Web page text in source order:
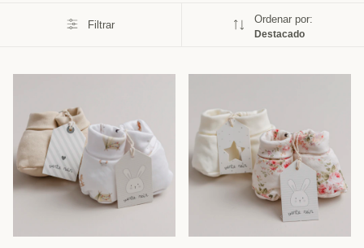
Filtrar Ordenar por:
Destacado